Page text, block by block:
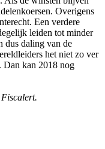
Overigens
Een verdere
leiden tot minder
dus daling van de
het niet zo ver
Dan kan 2018 nog